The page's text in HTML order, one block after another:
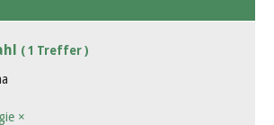
( 1 Treffer )
×